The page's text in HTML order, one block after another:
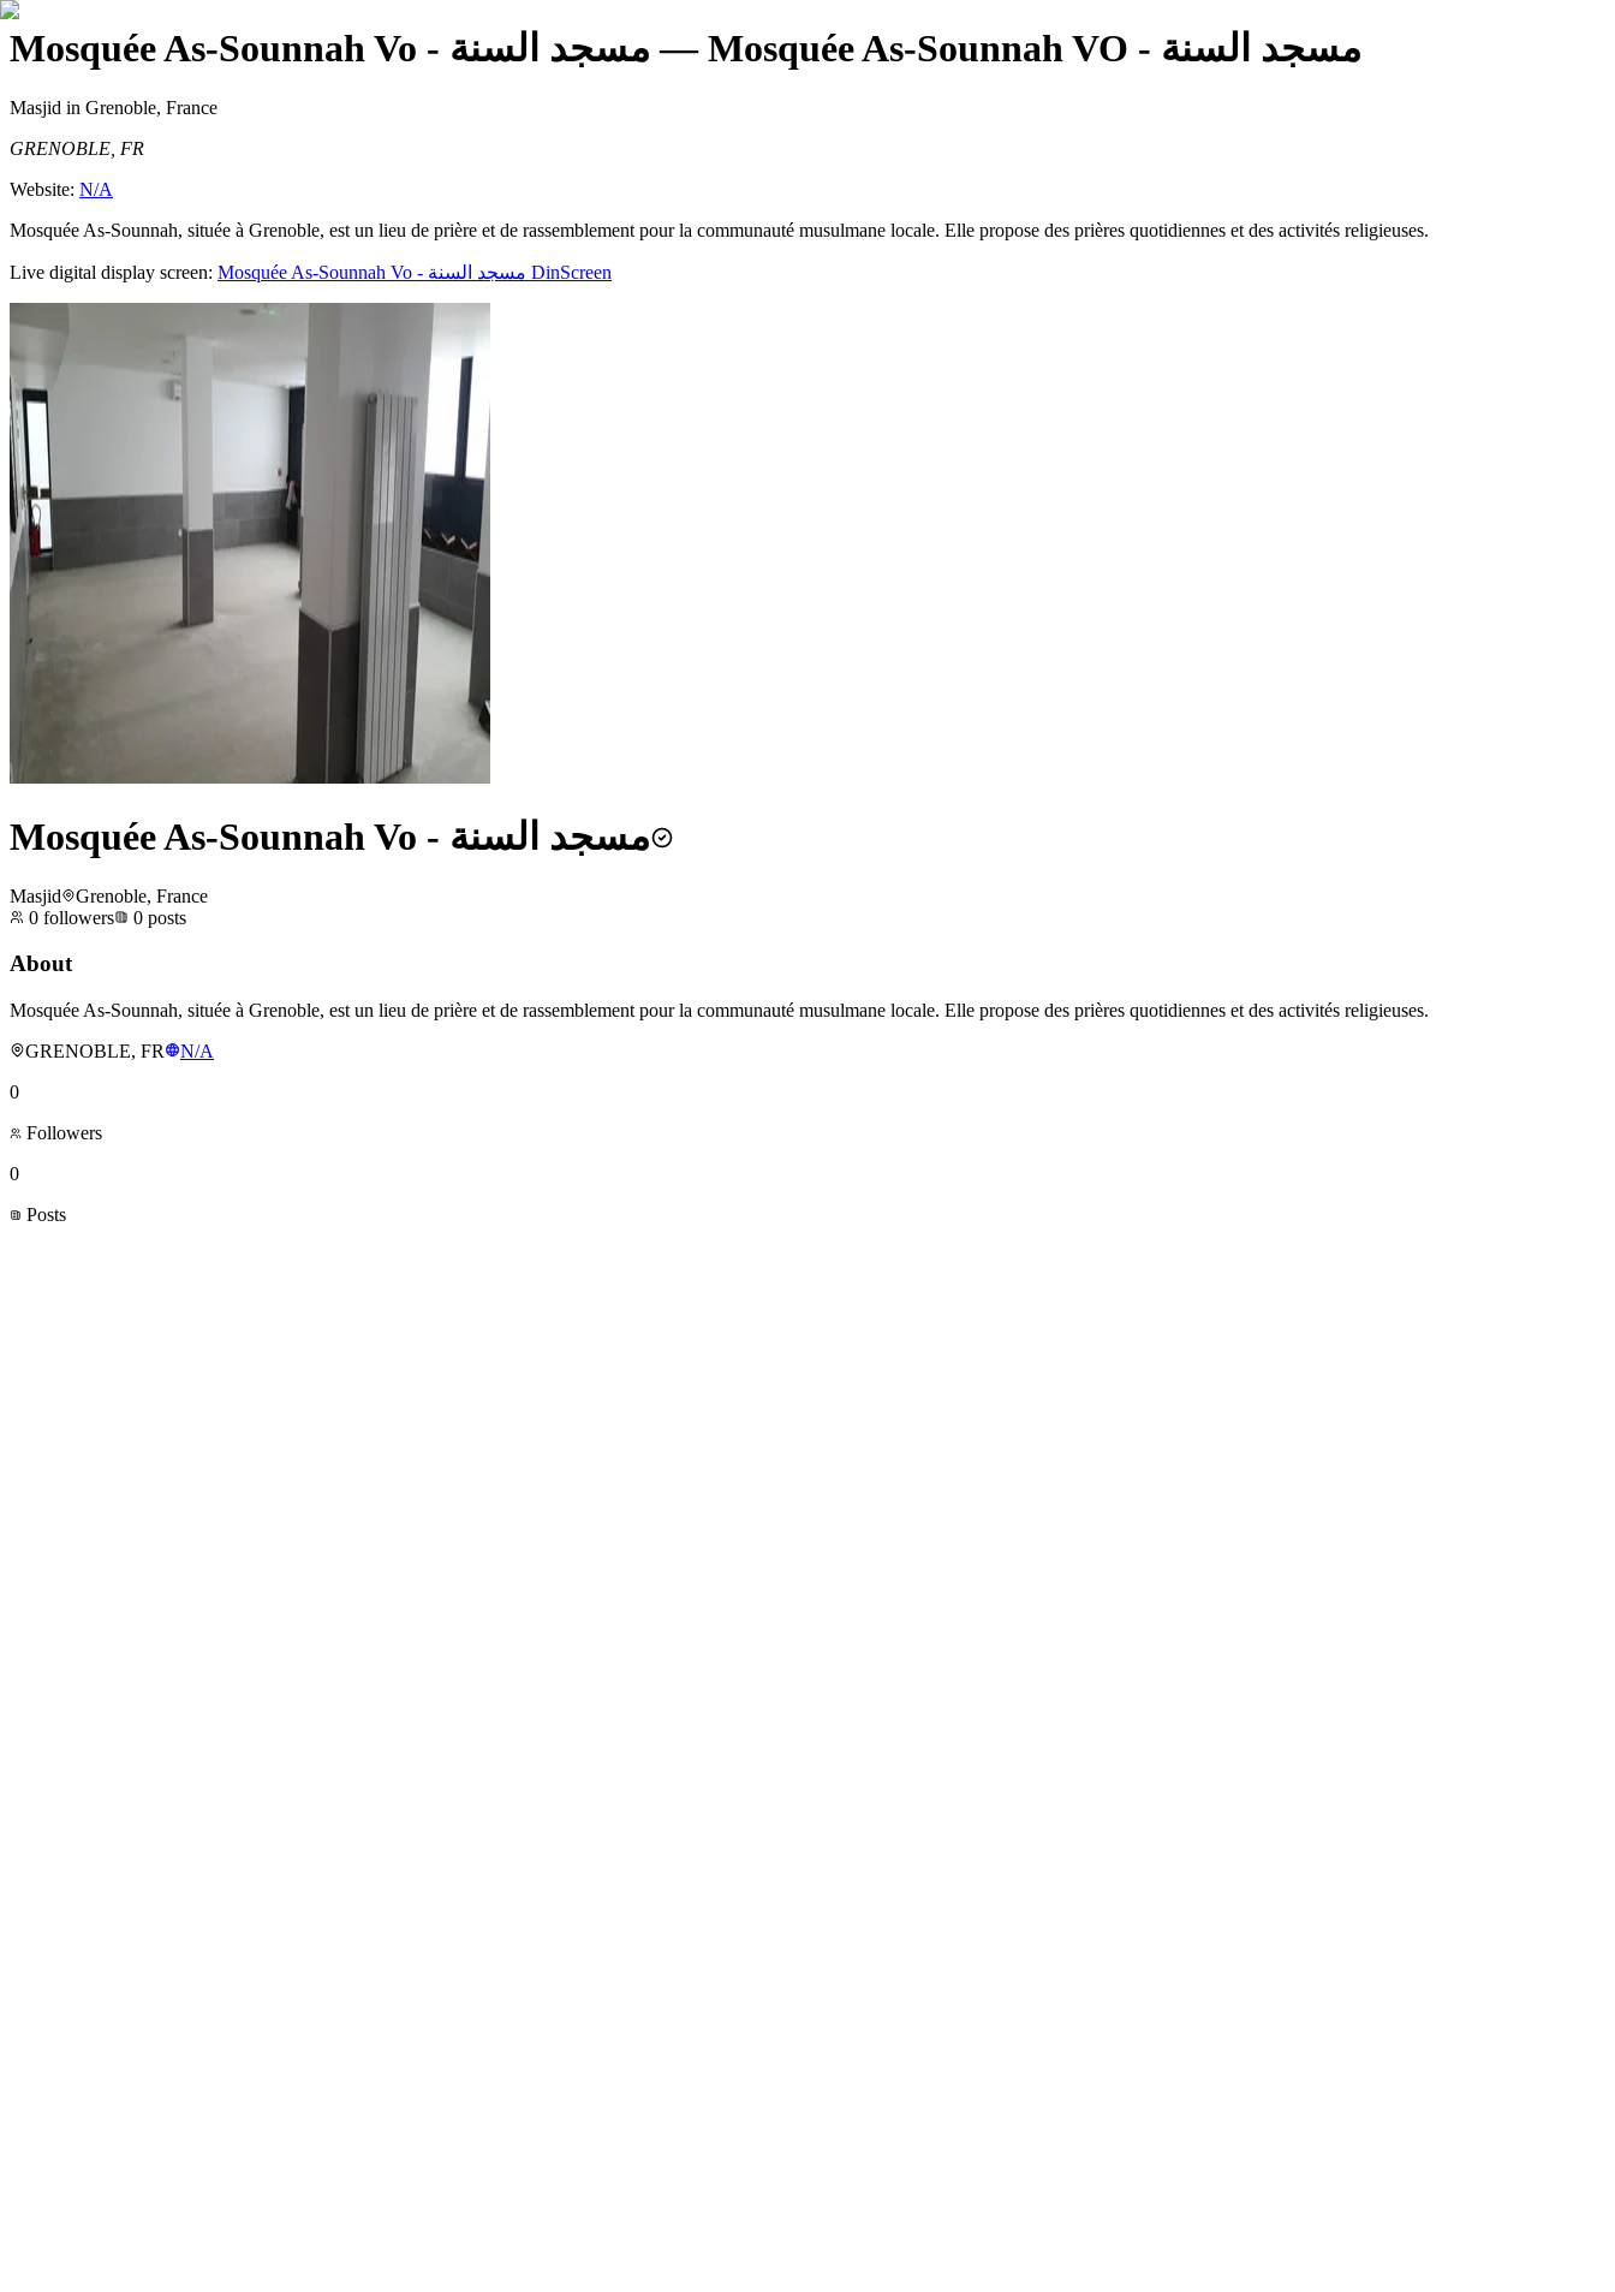
Mosquée As-Sounnah Vo - مسجد السنة — Mosquée As-Sounnah VO - مسجد السنة
Masjid in Grenoble, France
GRENOBLE, FR
Website: N/A
Mosquée As-Sounnah, située à Grenoble, est un lieu de prière et de rassemblement pour la communauté musulmane locale. Elle propose des prières quotidiennes et des activités religieuses.
Live digital display screen: Mosquée As-Sounnah Vo - مسجد السنة DinScreen
Mosquée As-Sounnah Vo - مسجد السنة
Masjid
Grenoble, France
0 followers 0 posts
About
Mosquée As-Sounnah, située à Grenoble, est un lieu de prière et de rassemblement pour la communauté musulmane locale. Elle propose des prières quotidiennes et des activités religieuses.
GRENOBLE, FR
N/A
0
Followers
0
Posts